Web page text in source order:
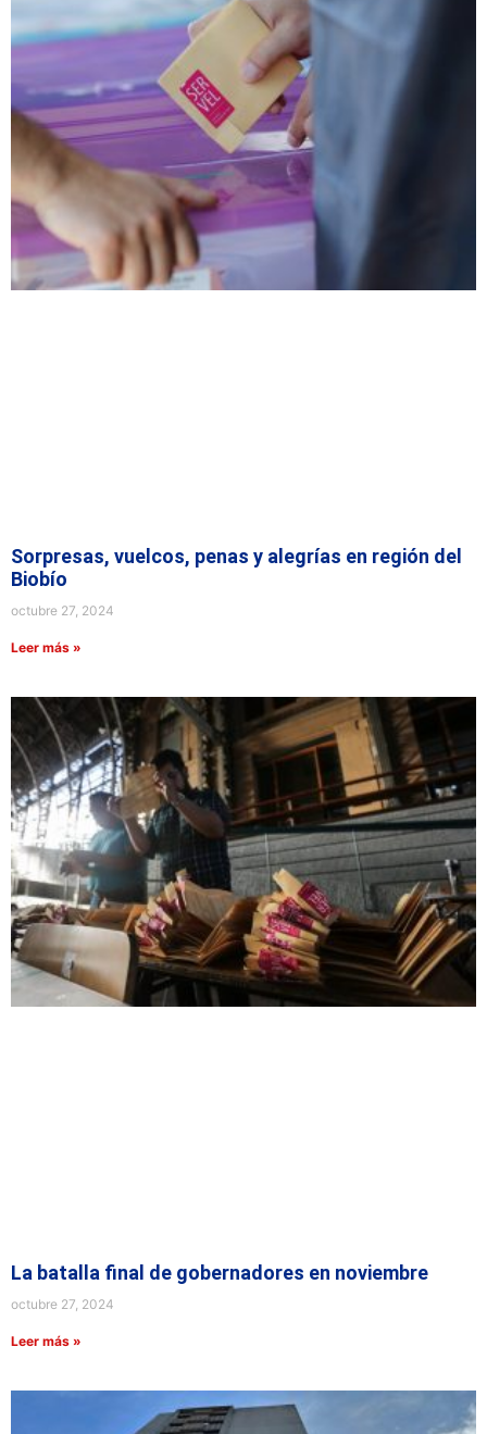
Sorpresas, vuelcos, penas y alegrías en región del
Biobío
octubre 27, 2024
Leer más »
La batalla final de gobernadores en noviembre
octubre 27, 2024
Leer más »